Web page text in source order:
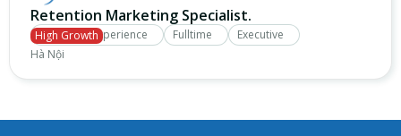
Retention Marketing Specialist.
2++ years experience Fulltime Executive
High Growth
Hà Nội